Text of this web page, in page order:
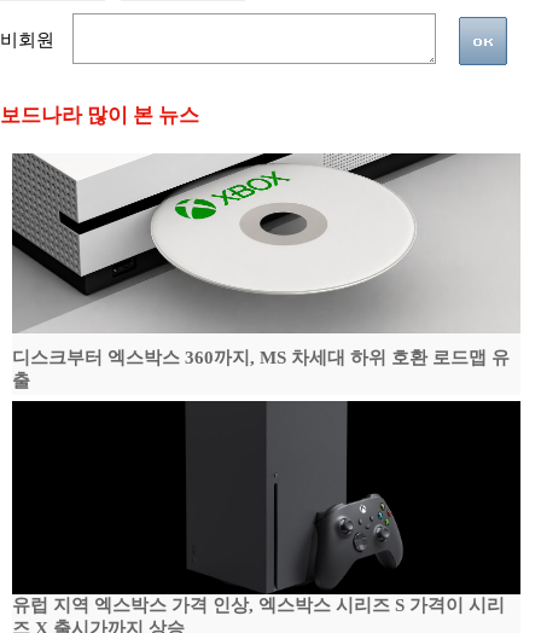
비회원
보드나라 많이 본 뉴스
디스크부터 엑스박스 360까지, MS 차세대 하위 호환 로드맵 유
출
유럽 지역 엑스박스 가격 인상, 엑스박스 시리즈 S 가격이 시리
즈 X 출시가까지 상승